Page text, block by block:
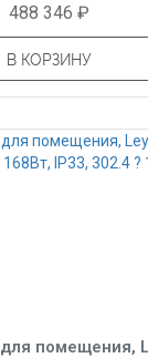
488 346 ₽
В КОРЗИНУ
помещения,